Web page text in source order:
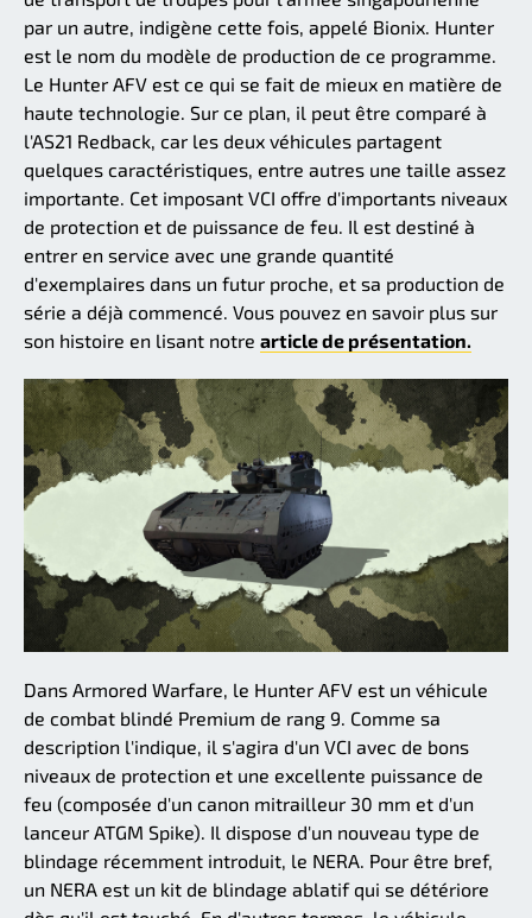
par un autre, indigène cette fois, appelé Bionix. Hunter
est le nom du modèle de production de ce programme.
Le Hunter AFV est ce qui se fait de mieux en matière de
haute technologie. Sur ce plan, il peut être comparé à
l'AS21 Redback, car les deux véhicules partagent
quelques caractéristiques, entre autres une taille assez
importante. Cet imposant VCI offre d'importants niveaux
de protection et de puissance de feu. Il est destiné à
entrer en service avec une grande quantité
d'exemplaires dans un futur proche, et sa production de
série a déjà commencé. Vous pouvez en savoir plus sur
son histoire en lisant notre article de présentation.
Dans Armored Warfare, le Hunter AFV est un véhicule
de combat blindé Premium de rang 9. Comme sa
description l'indique, il s'agira d'un VCI avec de bons
niveaux de protection et une excellente puissance de
feu (composée d'un canon mitrailleur 30 mm et d'un
lanceur ATGM Spike). Il dispose d'un nouveau type de
blindage récemment introduit, le NERA. Pour être bref,
un NERA est un kit de blindage ablatif qui se détériore